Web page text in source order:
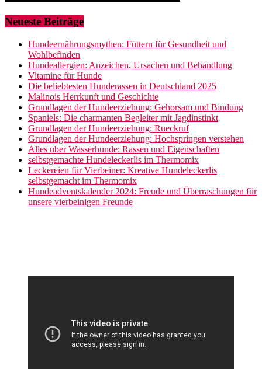
Neueste Beiträge
Hundeernährungsmythen: Füttern für Gesundheit und
Wohlbefinden
Hundeallergien: Anzeichen, Ursachen und Behandlung
Vitamine für Hunde
Die beliebtesten Hunderassen in Deutschland 2025
Malinois Herrkunft und Geschichte
Grundlagen der Hundeerziehung: Gehorsam und Bindung
Spaniels: Die charmanten Begleiter mit Jagdinstinkt
Grundlagen der Hundeerziehung: Rueckruf
Grundlagen der Hundeerziehung: Hochspringen verstehen
Alles über Wasserhunde: Rassen und Eigenschaften
selbstgemachte Hundeleckerlis im Thermomix
Leckereien für Vierbeiner: Kreative Hundeleckerlis
selbstgemacht im Thermomix
Hundeadventskalender 2024: Freude und Überraschungen für
unsere vierbeinigen Freunde